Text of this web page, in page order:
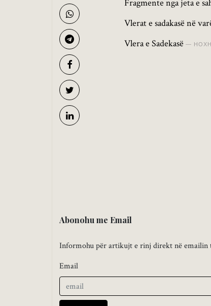
Fragmente nga jeta e
Vlera e Sadekasë
Abonohu me Email
Informohu për artikujt e rinj direkt në emailin
Email